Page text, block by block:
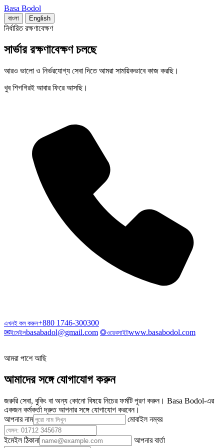
Basa Bodol
বাংলা English
নির্ধারিত রক্ষণাবেক্ষণ
সার্ভার রক্ষণাবেক্ষণ চলছে
আরও ভালো ও নির্ভরযোগ্য সেবা দিতে আমরা সাময়িকভাবে কাজ করছি।
খুব শিগগিরই আবার ফিরে আসছি।
এখনই কল করুন+880 1746-300300
✉ইমেইলbasabadol@gmail.com ◎ওয়েবসাইটwww.basabodol.com
আমরা পাশে আছি
আমাদের সঙ্গে যোগাযোগ করুন
জরুরি সেবা, বুকিং বা অন্য কোনো বিষয়ে নিচের ফর্মটি পূরণ করুন। Basa Bodol-এর
একজন কর্মকর্তা দ্রুত আপনার সঙ্গে যোগাযোগ করবেন।
আপনার নাম
মোবাইল নম্বর
ইমেইল ঠিকানা আপনার বার্তা